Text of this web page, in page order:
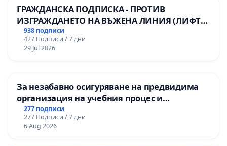
ГРАЖДАНСКА ПОДПИСКА - ПРОТИВ
ИЗГРАЖДАНЕТО НА ВЪЖЕНА ЛИНИЯ (ЛИФТ)
НА ТЕРИТОРИЯТА НА ПРИРОДНА
ЗАБЕЛЕЖИТЕЛНОСТ „ХЪЛМ НА
ОСВОБОДИТЕЛИТЕ“ (БУНАРДЖИК)
938 подписи
427 Подписи / 7 дни
29 Jul 2026
За незабавно осигуряване на предвидима
организация на учебния процес и
гарантиране на правото на равнопоставено
и качествено образование на учениците от
ОУ „Княз Александър I“ и Хуманитарна
277 подписи
277 Подписи / 7 дни
6 Aug 2026